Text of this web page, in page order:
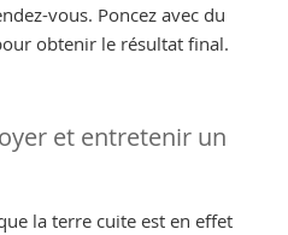
vous. Poncez avec du
obtenir le résultat final.
et entretenir un
la terre cuite est en effet